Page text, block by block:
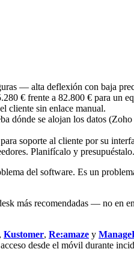
— alta deflexión con baja
€ frente a 82.800 € para un
cliente sin enlace manual.
dónde se alojan los datos
soporte al cliente por su
Planifícalo y presupuéstalo.
del software. Es un
más recomendadas — no en
, Kustomer, Re:amaze y
desde el móvil durante